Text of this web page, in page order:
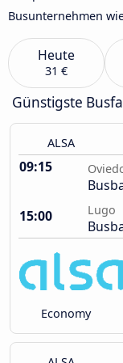
Busunternehmen
Heute
31 €
Günstigste
ALSA
09:15
15:00
Lugo
Economy